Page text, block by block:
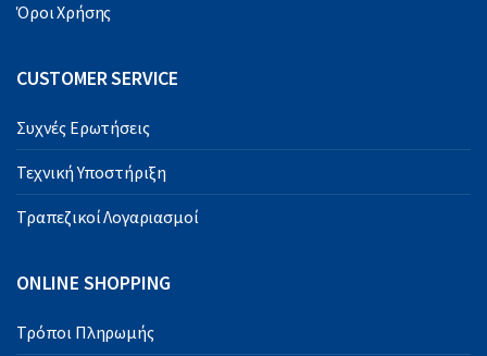
Όροι Χρήσης
CUSTOMER SERVICE
Συχνές Ερωτήσεις
Τεχνική Υποστήριξη
Τραπεζικοί Λογαριασμοί
ONLINE SHOPPING
Τρόποι Πληρωμής